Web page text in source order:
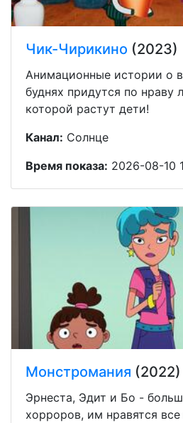
Чик-Чирикино (2023)
Анимационные истории о
буднях придутся по нраву
которой растут дети!
Канал: Солнце
Время показа: 2026-08-10
Монстромания (2022)
Эрнеста, Эдит и Бо -
хорроров, им нравятся